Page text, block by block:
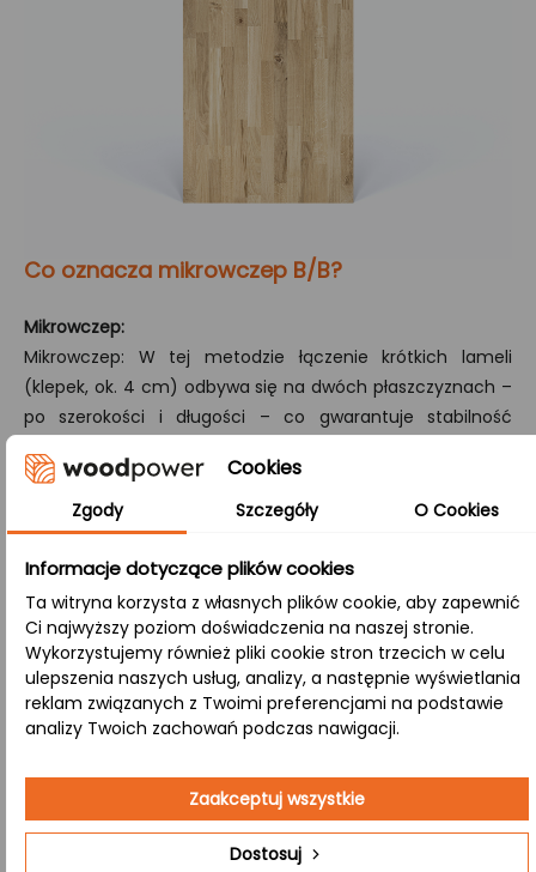
Co oznacza mikrowczep B/B?
Mikrowczep:
Mikrowczep: W tej metodzie łączenie krótkich lameli
(klepek, ok. 4 cm) odbywa się na dwóch płaszczyznach –
po szerokości i długości – co gwarantuje stabilność
naturalnego wyglądu drewna.
B/B:
Obie powierzchnie (górna i dolna) eksponują naturalne
cechy drewna, takie jak sęki i subtelne przebarwienia,
tworząc spójny efekt rustykalny, idealny do wnętrz
ceniących naturalność.
Zastosowanie:
– Centralny element aranżacji, który
podkreśla przytulność przestrzeni, idealny do
rodzinnych posiłków i spotkań przy stole.
Cookies
Zgody Szczegóły O Cookies
Informacje dotyczące plików cookies
Ta witryna korzysta z własnych plików cookie, aby zapewnić
Ci najwyższy poziom doświadczenia na naszej stronie.
Wykorzystujemy również pliki cookie stron trzecich w celu
ulepszenia naszych usług, analizy, a następnie wyświetlania
reklam związanych z Twoimi preferencjami na podstawie
analizy Twoich zachowań podczas nawigacji.
Dostosuj
Zaakceptuj wszystkie